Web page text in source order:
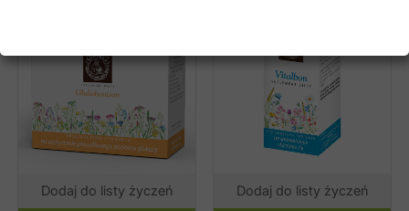
Dodaj do listy życzeń Dodaj do listy życzeń